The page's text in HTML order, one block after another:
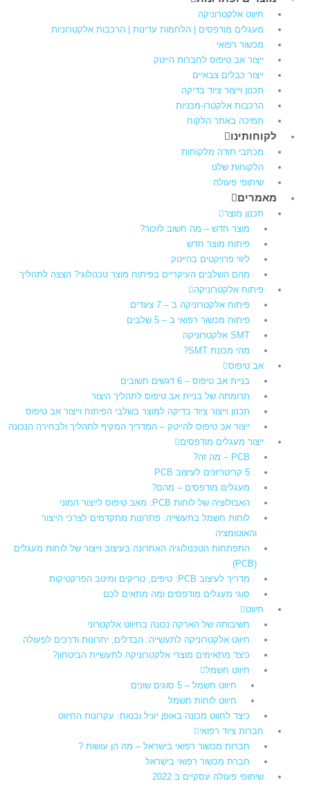
חיווט אלקטרוניקה
מעגלים מודפסים | הלחמות עדינות | הרכבות אלקטרוניות
מכשור רפואי
ייצור אב טיפוס לחברות הייטק
ייצור כבלים צבאיים
תכנון וייצור ציוד בדיקה
הרכבות אלקטרו-מכניות
תמיכה באתר הלקוח
לקוחותינו
מכתבי תודה מלקוחות
הלקוחות שלנו
שיתופי פעולה
מאמרים
תכנון מוצר
מוצר חדש – מה חשוב לזכור?
פיתוח מוצר חדש
ליווי פרויקטים בהייטק
מהם השלבים העיקריים בפיתוח מוצר טכנולוגי? הצצה לתהליך
פיתוח אלקטרוניקה
פיתוח אלקטרוניקה ב – 7 צעדים
פיתוח מכשור רפואי ב – 5 שלבים
SMT אלקטרוניקה
מהי מכונת SMT?
אב טיפוס
בניית אב טיפוס – 6 דגשים חשובים
תרומתה של בניית אב טיפוס לתהליך היצור​
תכנון וייצור ציוד בדיקה למוצר בשלבי הפיתוח וייצור אב טיפוס
ייצור אב טיפוס להייטק – המדריך המקיף לתהליך ולבחירה הנכונה
ייצור מעגלים מודפסים
PCB – מה זה?
5 קריטריונים לעיצוב PCB
מעגלים מודפסים – מהם?
האבולוציה של לוחות PCB: מאב טיפוס לייצור המוני
לוחות חשמל בתעשייה: פתרונות מתקדמים לצרכי הייצור
והאוטומציה
התפתחות הטכנולוגיה האחרונה בעיצוב וייצור של לוחות מעגלים
(PCB)
מדריך לעיצוב PCB: טיפים, טריקים ומיטב הפרקטיקות
סוגי מעגלים מודפסים ומה מתאים לכם
חיווט
חשיבותה של הארקה נכונה בחיווט אלקטרוני
חיווט אלקטרוניקה לתעשייה: הבדלים, יתרונות ודרכים לפעולה
כיצד מתאימים מוצרי אלקטרוניקה לתעשיית הביטחון?
חיווט חשמל
חיווט חשמל – 5 סוגים שונים
חיווט לוחות חשמל​
כיצד לחווט מכונה באופן יעיל ובטוח: עקרונות החיווט
חברות ציוד רפואי
חברות מכשור רפואי בישראל – מה הן עושות ?
חברת מכשור רפואי בישראל
שיתופי פעולה עסקיים ב 2022